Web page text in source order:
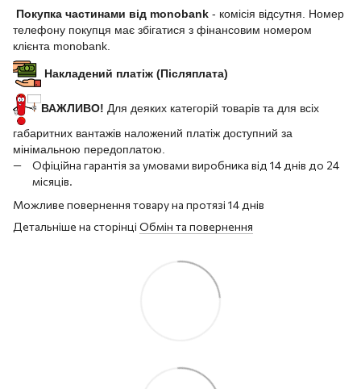
Покупка частинами від monobank - комісія відсутня. Номер
телефону покупця має збігатися з фінансовим номером
клієнта monobank.
Накладений платіж (Післяплата)
ВАЖЛИВО! Для деяких категорій товарів та для всіх
габаритних вантажів наложений платіж доступний за
мінімальною передоплатою.
Офіційна гарантія за умовами виробника від 14 днів до 24
місяців.
Можливе повернення товару на протязі 14 днів
Детальніше на сторінці Обмін та повернення